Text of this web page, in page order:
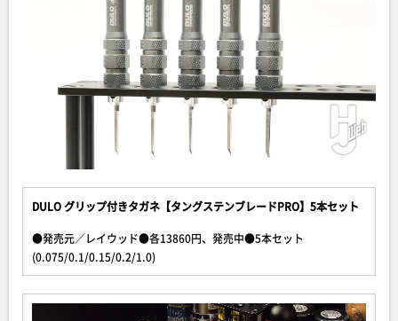
DULO グリップ付きタガネ【タングステンブレードPRO】5本セット
●発売元／レイウッド●各13860円、発売中●5本セット
(0.075/0.1/0.15/0.2/1.0)